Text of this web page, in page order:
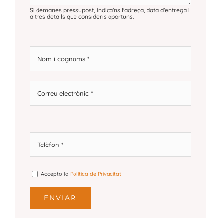
Si demanes pressupost, indica'ns l'adreça, data d'entrega i
altres detalls que consideris oportuns.
Accepto la Política de Privacitat